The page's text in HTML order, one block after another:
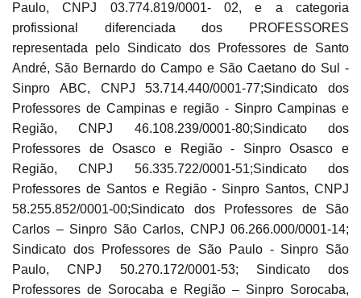
Paulo, CNPJ 03.774.819/0001- 02, e a categoria
profissional diferenciada dos PROFESSORES
representada pelo Sindicato dos Professores de Santo
André, São Bernardo do Campo e São Caetano do Sul -
Sinpro ABC, CNPJ 53.714.440/0001-77;Sindicato dos
Professores de Campinas e região - Sinpro Campinas e
Região, CNPJ 46.108.239/0001-80;Sindicato dos
Professores de Osasco e Região - Sinpro Osasco e
Região, CNPJ 56.335.722/0001-51;Sindicato dos
Professores de Santos e Região - Sinpro Santos, CNPJ
58.255.852/0001-00;Sindicato dos Professores de São
Carlos – Sinpro São Carlos, CNPJ 06.266.000/0001-14;
Sindicato dos Professores de São Paulo - Sinpro São
Paulo, CNPJ 50.270.172/0001-53; Sindicato dos
Professores de Sorocaba e Região – Sinpro Sorocaba,